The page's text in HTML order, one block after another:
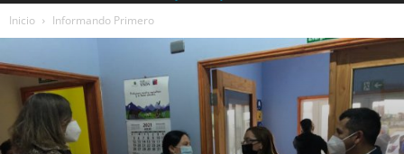
Inicio Informando Primero